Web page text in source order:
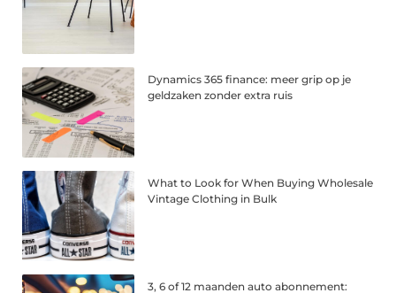
Dynamics 365 finance: meer grip op je
geldzaken zonder extra ruis
What to Look for When Buying Wholesale
Vintage Clothing in Bulk
3, 6 of 12 maanden auto abonnement: